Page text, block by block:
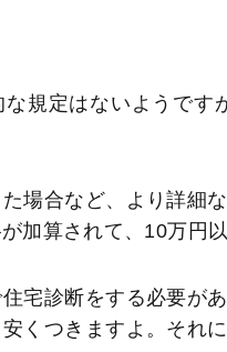
規定はないようで
場合など、より詳細
加算されて、10万円
宅診断をする必要が
くつきますよ。それ